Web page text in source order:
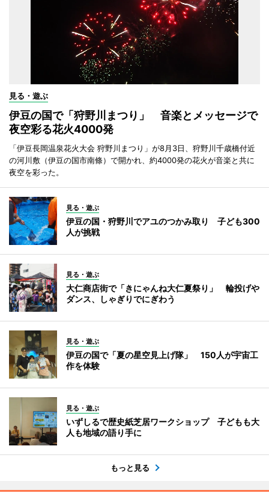
見る・遊ぶ
伊豆の国で「狩野川まつり」 音楽とメッセージで
夜空彩る花火4000発
「伊豆長岡温泉花火大会 狩野川まつり」が8月3日、狩野川千歳橋付近
の河川敷（伊豆の国市南條）で開かれ、約4000発の花火が音楽と共に
夜空を彩った。
見る・遊ぶ
伊豆の国・狩野川でアユのつかみ取り 子ども300
人が挑戦
見る・遊ぶ
大仁商店街で「きにゃんね大仁夏祭り」 輪投げや
ダンス、しゃぎりでにぎわう
見る・遊ぶ
伊豆の国で「夏の星空見上げ隊」 150人が宇宙工
作を体験
見る・遊ぶ
いずしるで歴史紙芝居ワークショップ 子どもも大
人も地域の語り手に
もっと見る